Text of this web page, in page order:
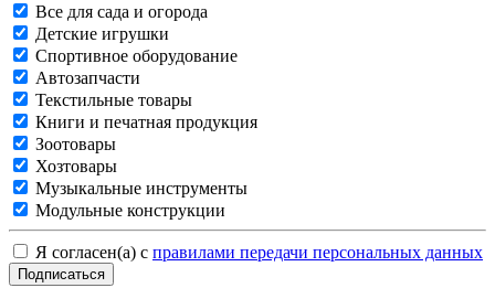
Все для сада и огорода
Детские игрушки
Спортивное оборудование
Автозапчасти
Текстильные товары
Книги и печатная продукция
Зоотовары
Хозтовары
Музыкальные инструменты
Модульные конструкции
Я согласен(а) с правилами передачи персональных данных
Подписаться